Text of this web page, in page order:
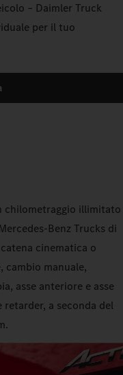
– Daimler Truck
per il tuo
chilometraggio illimitato
Trucks di
cinematica o
manuale,
asse anteriore e asse
a seconda del